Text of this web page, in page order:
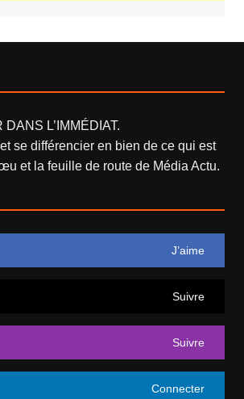
DANS L’IMMÉDIAT.
se différencier en bien de ce qui est
et la feuille de route de Média Actu.
J’aime
Suivre
Suivre
Connecter